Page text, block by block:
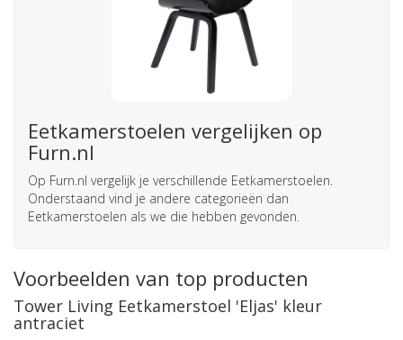
Eetkamerstoelen vergelijken op
Furn.nl
Op Furn.nl vergelijk je verschillende Eetkamerstoelen.
Onderstaand vind je andere categorieën dan
Eetkamerstoelen als we die hebben gevonden.
Voorbeelden van top producten
Tower Living Eetkamerstoel 'Eljas' kleur
antraciet